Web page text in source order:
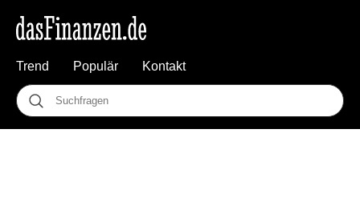
Trend Populär Kontakt